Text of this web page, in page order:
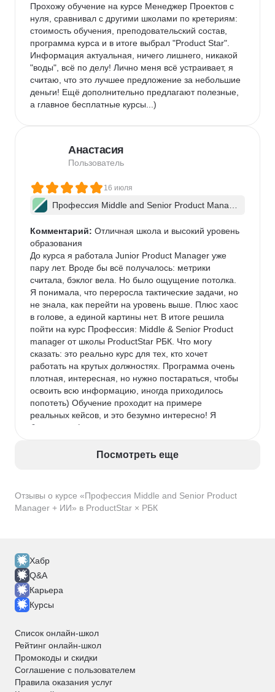
Отзывы о курсе «Профессия Middle and Senior Product
Manager + ИИ» в ProductStar × РБК
Прохожу обучение на курсе Менеджер Проектов с
нуля, сравнивал с другими школами по кретериям:
стоимость обучения, преподовательский состав,
программа курса и в итоге выбрал "Product Star".
Информация актуальная, ничего лишнего, никакой
"воды", всё по делу! Лично меня всё устраивает, я
считаю, что это лучшее предложение за небольшие
деньги! Ещё дополнительно предлагают полезные,
а главное бесплатные курсы...)
Анастасия
Пользователь
16 июля
Профессия Middle and Senior Product Manag
Комментарий: Отличная школа и высокий уровень
образования
До курса я работала Junior Product Manager уже
пару лет. Вроде бы всё получалось: метрики
считала, бэклог вела. Но было ощущение потолка.
Я понимала, что переросла тактические задачи, но
не знала, как перейти на уровень выше. Плюс хаос
в голове, а единой картины нет. В итоге решила
пойти на курс Профессия: Middle & Senior Product
manager от школы ProductStar РБК. Что могу
сказать: это реально курс для тех, кто хочет
работать на крутых должностях. Программа очень
плотная, интересная, но нужно постараться, чтобы
освоить всю информацию, иногда приходилось
попотеть) Обучение проходит на примере
реальных кейсов, и это безумно интересно! Я
брала тариф с индивидуальными консультациями,
мои запросы, указывал на ошибки и давал
расширилась до управления целым направлением.
Однозначно рекомендую тем, кто готов
Посмотреть еще
Хабр
Q&A
Карьера
Курсы
Список онлайн-школ
Рейтинг онлайн-школ
Промокоды и скидки
Соглашение с пользователем
Правила оказания услуг